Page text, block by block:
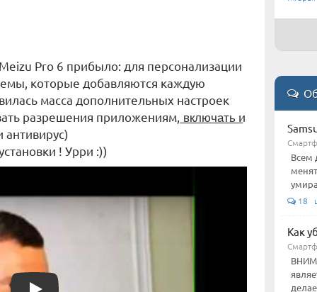
Pro 6 прибыло: для персонализации
которые добавляются каждую
масса дополнительных настроек
разрешения приложениям, ͟в͟к͟л͟ю͟ч͟а͟т͟ь͟ и
! Урри :))
Play
Всем
18
Как